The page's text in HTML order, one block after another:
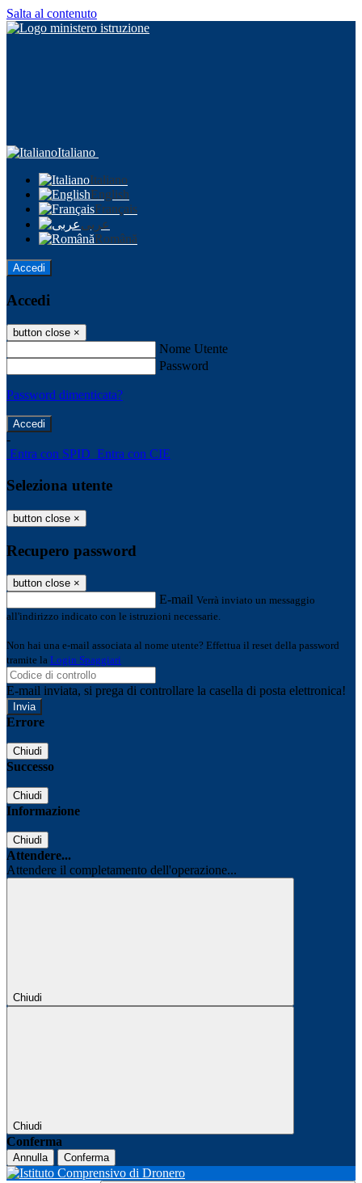
Salta al contenuto
Italiano
Italiano
English
Français
عربى
Română
Accedi
Accedi
button close ×
Nome Utente
Password
Password dimenticata?
-
Entra con SPID Entra con CIE
Seleziona utente
button close ×
Recupero password
button close ×
E-mail Verrà inviato un messaggio
all'indirizzo indicato con le istruzioni necessarie.
Non hai una e-mail associata al nome utente? Effettua il reset della password
tramite la Login Spaggiari
E-mail inviata, si prega di controllare la casella di posta elettronica!
Errore
Chiudi
Successo
Chiudi
Informazione
Chiudi
Attendere...
Attendere il completamento dell'operazione...
Chiudi
Chiudi
Conferma
Annulla Conferma